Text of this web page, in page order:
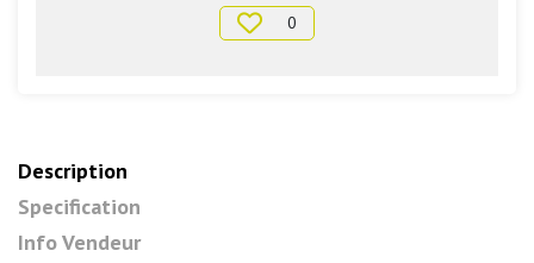
0
Description
Specification
Info Vendeur